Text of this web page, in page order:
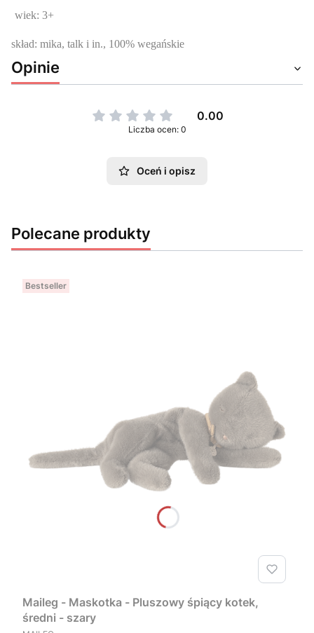
wiek: 3+
skład: mika, talk i in., 100% wegańskie
Opinie
0.00
Liczba ocen: 0
Oceń i opisz
Polecane produkty
Bestseller
Maileg - Maskotka - Pluszowy śpiący kotek,
średni - szary
PRODUCENT